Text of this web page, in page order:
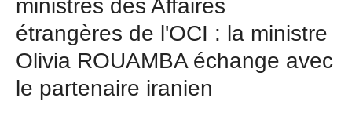
ministres des Affaires
étrangères de l'OCI : la ministre
Olivia ROUAMBA échange avec
le partenaire iranien